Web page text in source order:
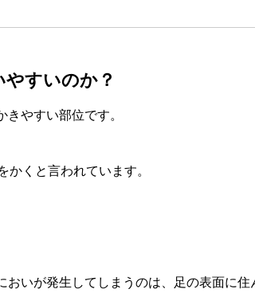
すいのか？
やすい部位です。
くと言われています。
いが発生してしまうのは、足の表面に住